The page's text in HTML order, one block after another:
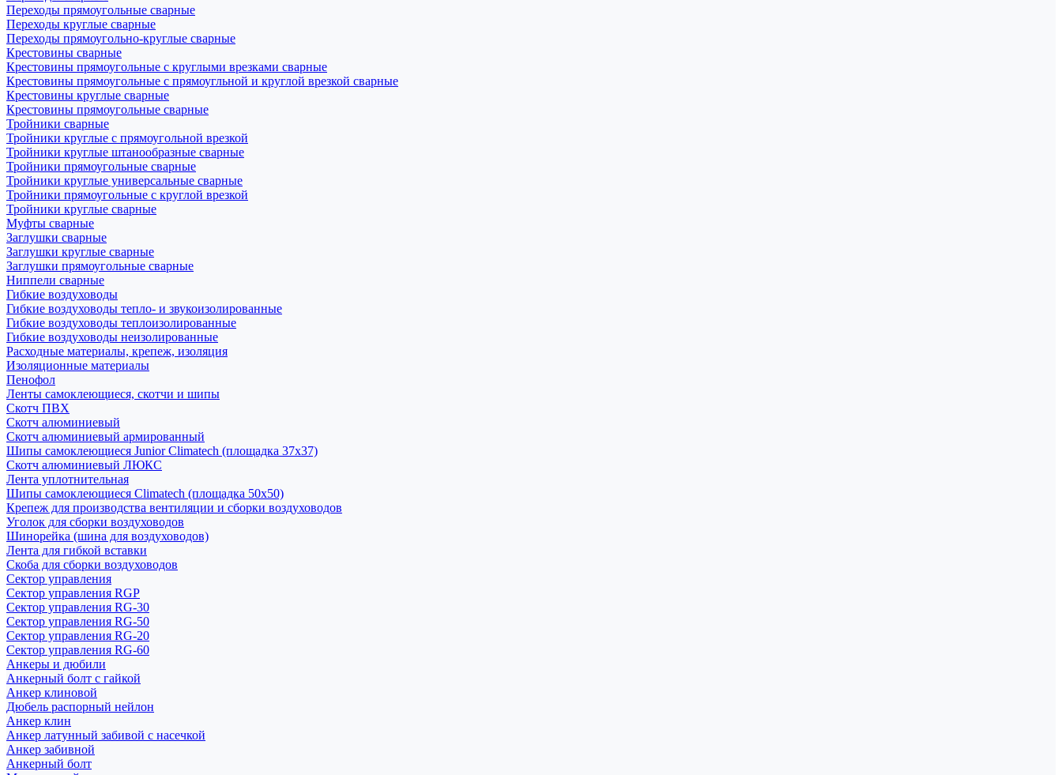
Переходы прямоугольные сварные
Переходы круглые сварные
Переходы прямоугольно-круглые сварные
Крестовины сварные
Крестовины прямоугольные с круглыми врезками сварные
Крестовины прямоугольные с прямоугльной и круглой врезкой сварные
Крестовины круглые сварные
Крестовины прямоугольные сварные
Тройники сварные
Тройники круглые с прямоугольной врезкой
Тройники круглые штанообразные сварные
Тройники прямоугольные сварные
Тройники круглые универсальные сварные
Тройники прямоугольные с круглой врезкой
Тройники круглые сварные
Муфты сварные
Заглушки сварные
Заглушки круглые сварные
Заглушки прямоугольные сварные
Ниппели сварные
Гибкие воздуховоды
Гибкие воздуховоды тепло- и звукоизолированные
Гибкие воздуховоды теплоизолированные
Гибкие воздуховоды неизолированные
Расходные материалы, крепеж, изоляция
Изоляционные материалы
Пенофол
Ленты самоклеющиеся, скотчи и шипы
Скотч ПВХ
Скотч алюминиевый
Скотч алюминиевый армированный
Шипы самоклеющиеся Junior Climatech (площадка 37х37)
Скотч алюминиевый ЛЮКС
Лента уплотнительная
Шипы самоклеющиеся Climatech (площадка 50х50)
Крепеж для производства вентиляции и сборки воздуховодов
Уголок для сборки воздуховодов
Шинорейка (шина для воздуховодов)
Лента для гибкой вставки
Скоба для сборки воздуховодов
Сектор управления
Сектор управления RGP
Сектор управления RG-30
Сектор управления RG-50
Сектор управления RG-20
Сектор управления RG-60
Анкеры и дюбили
Анкерный болт с гайкой
Анкер клиновой
Дюбель распорный нейлон
Анкер клин
Анкер латунный забивой с насечкой
Анкер забивной
Анкерный болт